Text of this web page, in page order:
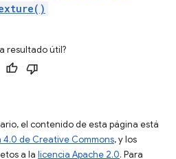
resultado útil?
el contenido de esta página está
4.0 de Creative Commons, y los
a la licencia Apache 2.0. Para